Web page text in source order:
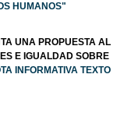
HUMANOS"
UNA PROPUESTA AL
E IGUALDAD SOBRE
INFORMATIVA TEXTO